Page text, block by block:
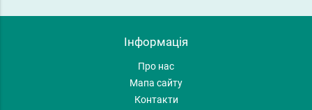
Інформація
Про нас
Мапа сайту
Контакти